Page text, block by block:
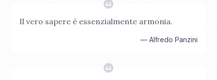
Il vero sapere è essenzialmente armonia.
— Alfredo Panzini